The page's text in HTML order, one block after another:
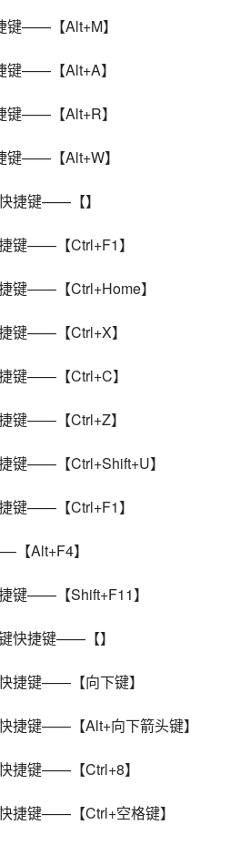
键——【Alt+M】
键——【Alt+A】
键——【Alt+R】
键——【Alt+W】
捷键——【】
键——【Ctrl+F1】
键——【Ctrl+Home】
键——【Ctrl+X】
键——【Ctrl+C】
键——【Ctrl+Z】
键——【Ctrl+Shift+U】
键——【Ctrl+F1】
【Alt+F4】
键——【Shift+F11】
快捷键——【】
捷键——【向下键】
捷键——【Alt+向下箭头键】
捷键——【Ctrl+8】
捷键——【Ctrl+空格键】